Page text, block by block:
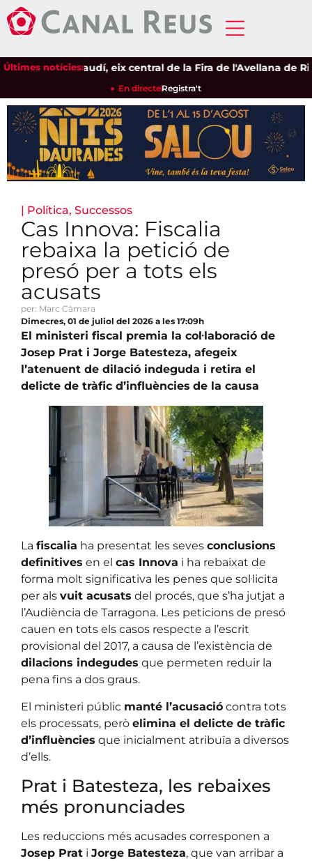
Últimes notícies:
L'univers Gaudí, eix central de la Fira de l'Avellana de
En directeRegistra't
| Política, Successos
Cas Innova: Fiscalia
rebaixa la petició de
presó per a tots els
acusats
per: Marc Càmara
Dimecres, 01 de juliol del 2026 a les 17:09h
El ministeri fiscal premia la col·laboració de
Josep Prat i Jorge Batesteza, afegeix
l’atenuent de dilació indeguda i retira el
delicte de tràfic d’influències de la causa
La fiscalia ha presentat les seves conclusions
definitives en el cas Innova i ha rebaixat de
forma molt significativa les penes que sol·licita
per als vuit acusats del procés, que s’ha jutjat a
l’Audiència de Tarragona. Les peticions de presó
cauen en tots els casos respecte a l’escrit
provisional del 2017, a causa de l’existència de
dilacions indegudes que permeten reduir la
pena fins a dos graus.
El ministeri públic manté l’acusació contra tots
els processats, però elimina el delicte de tràfic
d’influències que inicialment atribuïa a diversos
d’ells.
Prat i Batesteza, les rebaixes
més pronunciades
Les reduccions més acusades corresponen a
Josep Prat i Jorge Batesteza, que van arribar a